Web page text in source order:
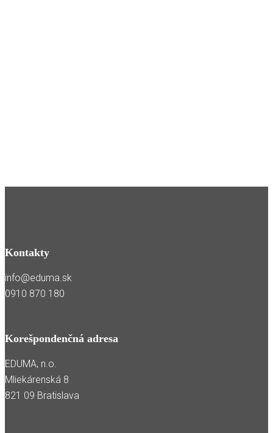
Kontakty
info@eduma.sk
0910 870 180
Korešpondenčná adresa
EDUMA, n.o.
Mliekárenská 8
821 09 Bratislava